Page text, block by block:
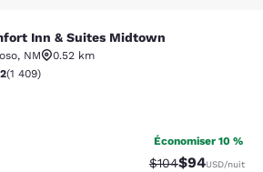
Suites Midtown
Inn & Suites Midtown
, NM
0.52 km
Excellent. 1409 commentaires
(1 409)
Économiser 10 %
Tarif barré :
$104Tarif réduit :
$94USD/nuit